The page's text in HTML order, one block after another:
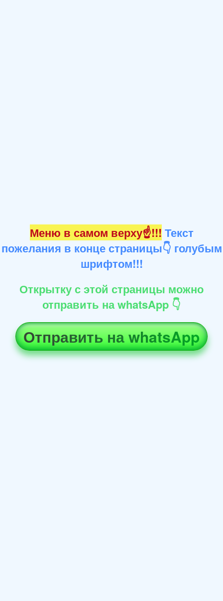
Меню в самом верху☝!!! Текст
пожелания в конце страницы👇 голубым
шрифтом!!!
Открытку с этой страницы можно
отправить на whatsApp 👇
Отправить на whatsApp